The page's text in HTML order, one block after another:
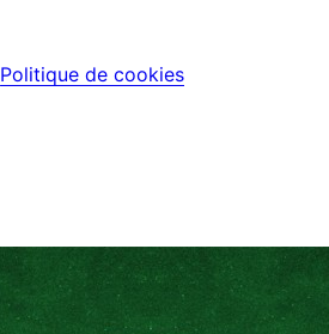
Politique de cookies